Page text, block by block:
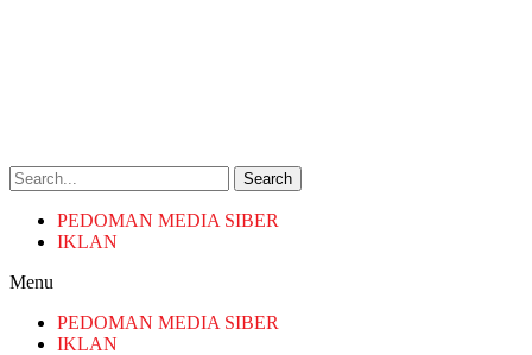
Search
PEDOMAN MEDIA SIBER
IKLAN
Menu
PEDOMAN MEDIA SIBER
IKLAN